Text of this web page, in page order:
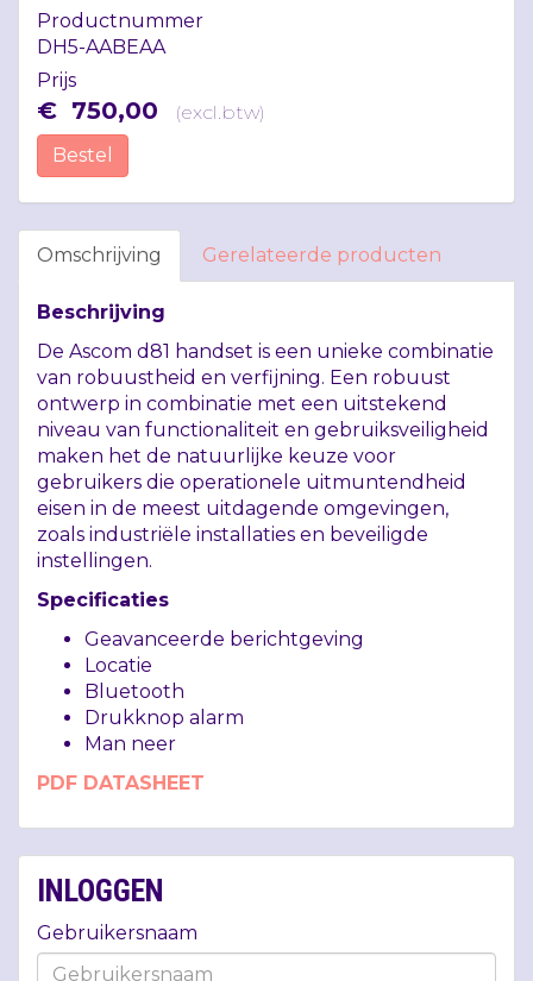
Productnummer
DH5-AABEAA
Prijs
€ 750,00 (excl.btw)
Bestel
Omschrijving Gerelateerde producten
Beschrijving
De Ascom d81 handset is een unieke combinatie
van robuustheid en verfijning. Een robuust
ontwerp in combinatie met een uitstekend
niveau van functionaliteit en gebruiksveiligheid
maken het de natuurlijke keuze voor
gebruikers die operationele uitmuntendheid
eisen in de meest uitdagende omgevingen,
zoals industriële installaties en beveiligde
instellingen.
Specificaties
Geavanceerde berichtgeving
Locatie
Bluetooth
Drukknop alarm
Man neer
PDF DATASHEET
INLOGGEN
Gebruikersnaam